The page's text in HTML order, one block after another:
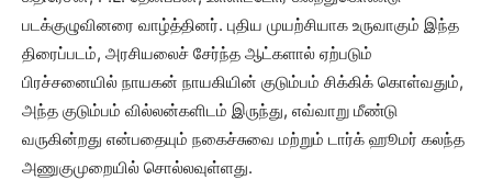
படக்குழுவினரை வாழ்த்தினர். புதிய முயற்சியாக உருவாகும் இந்த
திரைப்படம், அரசியலைச் சேர்ந்த ஆட்களால் ஏற்படும்
பிரச்சனையில் நாயகன் நாயகியின் குடும்பம் சிக்கிக் கொள்வதும்,
அந்த குடும்பம் வில்லன்களிடம் இருந்து, எவ்வாறு மீண்டு
வருகின்றது என்பதையும் நகைச்சுவை மற்றும் டார்க் ஹூமர் கலந்த
அணுகுமுறையில் சொல்லவுள்ளது.